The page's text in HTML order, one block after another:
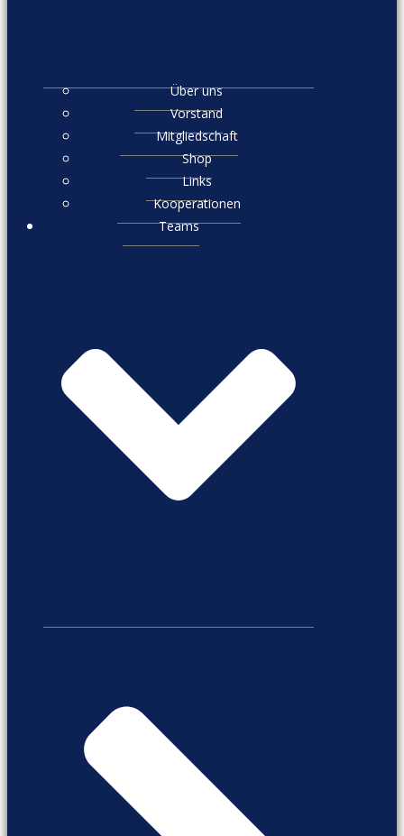
Über uns
Vorstand
Mitgliedschaft
Shop
Links
Kooperationen
Teams